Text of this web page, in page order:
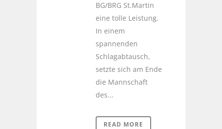
BG/BRG St.Martin
eine tolle Leistung.
In einem
spannenden
Schlagabtausch,
setzte sich am Ende
die Mannschaft
des...
READ MORE